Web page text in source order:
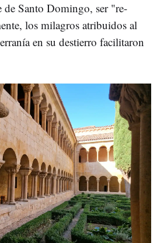
de Santo Domingo, ser "re-
los milagros atribuidos al
en su destierro facilitaron